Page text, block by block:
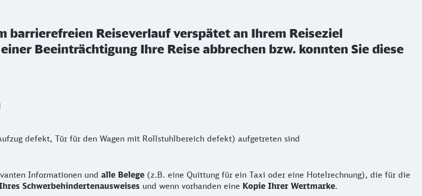
barrierefreien Reiseverlauf verspätet an Ihrem Reiseziel
Beeinträchtigung Ihre Reise abbrechen bzw. konnten Sie diese
defekt, Tür für den Wagen mit Rollstuhlbereich defekt) aufgetreten sind
Informationen und alle Belege (z.B. eine Quittung für ein Taxi oder eine Hotelrechnung), die für die
Schwerbehindertenausweises und wenn vorhanden eine Kopie Ihrer Wertmarke.